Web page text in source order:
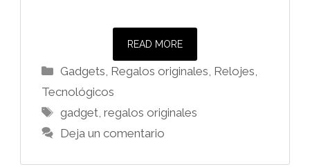
READ MORE
Categorías
Gadgets, Regalos originales, Relojes,
Tecnológicos
Etiquetas
gadget,regalos originales
Deja un comentario